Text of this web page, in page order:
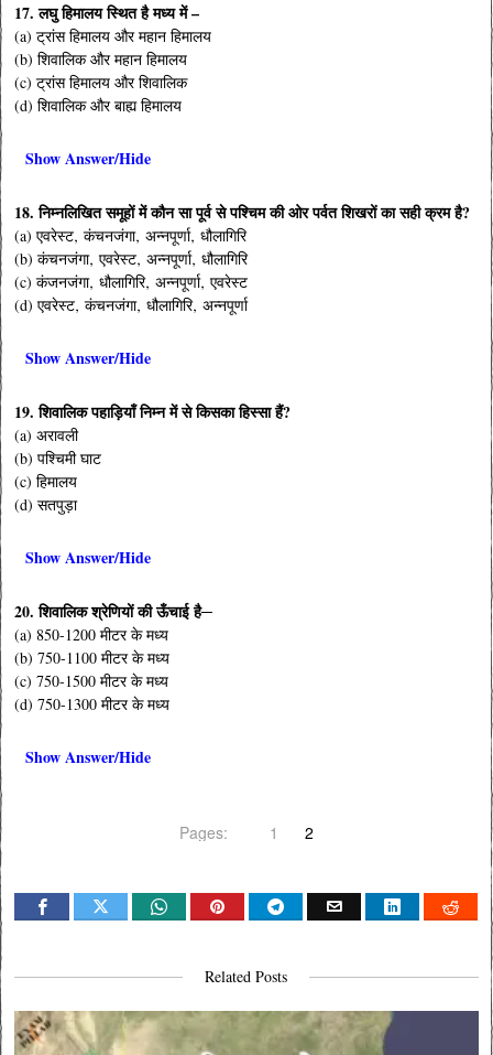
17. लघु हिमालय स्थित है मध्य में –
(a) ट्रांस हिमालय और महान हिमालय
(b) शिवालिक और महान हिमालय
(c) ट्रांस हिमालय और शिवालिक
(d) शिवालिक और बाह्य हिमालय
Show Answer/Hide
18. निम्नलिखित समूहों में कौन सा पूर्व से पश्चिम की ओर पर्वत शिखरों का सही क्रम है?
(a) एवरेस्ट‚ कंचनजंगा‚ अन्नपूर्णा‚ धौलागिरि
(b) कंचनजंगा‚ एवरेस्ट‚ अन्नपूर्णा‚ धौलागिरि
(c) कंजनजंगा‚ धौलागिरि‚ अन्नपूर्णा‚ एवरेस्ट
(d) एवरेस्ट‚ कंचनजंगा‚ धौलागिरि‚ अन्नपूर्णा
Show Answer/Hide
19. शिवालिक पहाड़ियाँ निम्न में से किसका हिस्सा हैं?
(a) अरावली
(b) पश्चिमी घाट
(c) हिमालय
(d) सतपुड़ा
Show Answer/Hide
20. शिवालिक श्रेणियों की ऊँचाई है─
(a) 850-1200 मीटर के मध्य
(b) 750-1100 मीटर के मध्य
(c) 750-1500 मीटर के मध्य
(d) 750-1300 मीटर के मध्य
Show Answer/Hide
Pages: 1 2
Related Posts